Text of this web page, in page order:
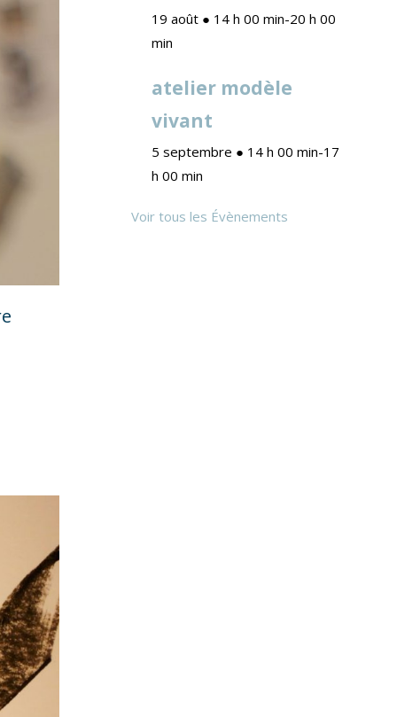
19 août ● 14 h 00 min-20 h 00
min
atelier modèle
vivant
5 septembre ● 14 h 00 min-17
h 00 min
Voir tous les Évènements